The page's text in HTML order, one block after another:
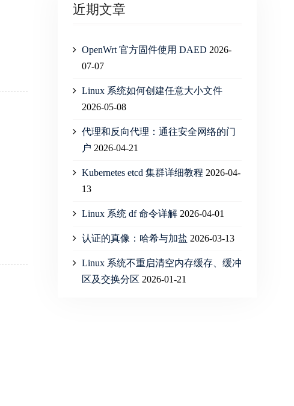
近期文章
OpenWrt 官方固件使用 DAED 2026-
07-07
Linux 系统如何创建任意大小文件
2026-05-08
代理和反向代理：通往安全网络的门
户 2026-04-21
Kubernetes etcd 集群详细教程 2026-04-
13
Linux 系统 df 命令详解 2026-04-01
认证的真像：哈希与加盐 2026-03-13
Linux 系统不重启清空内存缓存、缓冲
区及交换分区 2026-01-21